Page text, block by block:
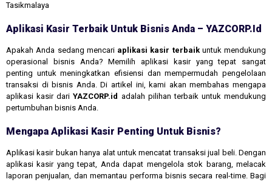
Tasikmalaya
Aplikasi Kasir Terbaik Untuk Bisnis Anda – YAZCORP.id
Apakah Anda sedang mencari aplikasi kasir terbaikuntuk mendukung
operasional bisnis Anda? Memilih aplikasi kasir yang tepat sangat
penting untuk meningkatkan efisiensi dan mempermudah pengelolaan
transaksi di bisnis Anda. Di artikel ini, kami akan membahas mengapa
aplikasi kasir dariYAZCORP.id adalah pilihan terbaik untuk mendukung
pertumbuhan bisnis Anda.
Mengapa Aplikasi Kasir Penting Untuk Bisnis?
Aplikasi kasir bukan hanya alat untuk mencatat transaksi jual beli. Dengan
aplikasi kasir yang tepat, Anda dapat mengelola stok barang, melacak
laporan penjualan, dan memantau performa bisnis secara real-time. Bagi